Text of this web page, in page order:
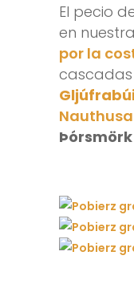
El pecio
en
por la
cascadas
Þórsmörk